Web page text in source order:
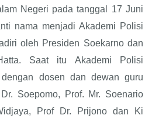
Negeri pada tanggal 17 Juni
nama menjadi Akademi Polisi
oleh Presiden Soekarno dan
Saat itu Akademi Polisi
dosen dan dewan guru
Soepomo, Prof. Mr. Soenario
Prof Dr. Prijono dan Ki